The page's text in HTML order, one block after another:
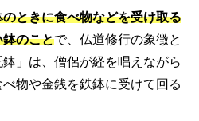
ときに食べ物などを受け取る
鉢のことで、仏道修行の象徴と
」は、僧侶が経を唱えながら
物や金銭を鉄鉢に受けて回る